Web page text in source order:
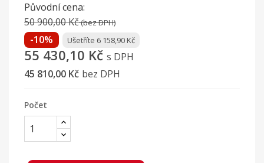
Původní cena:
50 900,00 Kč(bez DPH)
-10% Ušetříte 6 158,90 Kč
55 430,10 Kč s DPH
45 810,00 Kč bez DPH
Počet